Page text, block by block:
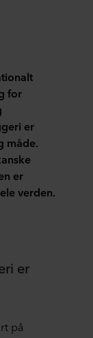
for
er
måde.
er
verden.
er
på